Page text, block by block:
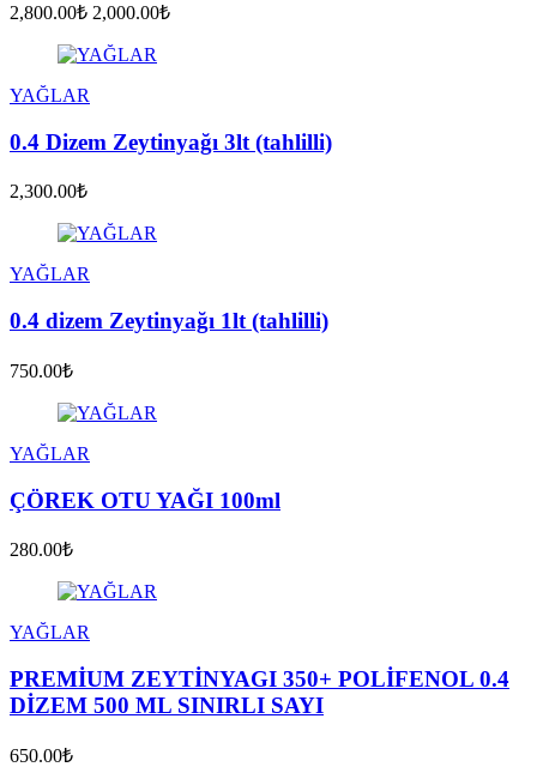
2,800.00₺ 2,000.00₺
YAĞLAR
0.4 Dizem Zeytinyağı 3lt (tahlilli)
2,300.00₺
YAĞLAR
0.4 dizem Zeytinyağı 1lt (tahlilli)
750.00₺
YAĞLAR
ÇÖREK OTU YAĞI 100ml
280.00₺
YAĞLAR
PREMİUM ZEYTİNYAGI 350+ POLİFENOL 0.4
DİZEM 500 ML SINIRLI SAYI
650.00₺